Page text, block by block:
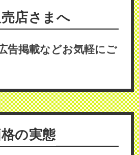
店さまへ
告掲載などお気軽にご
の実態